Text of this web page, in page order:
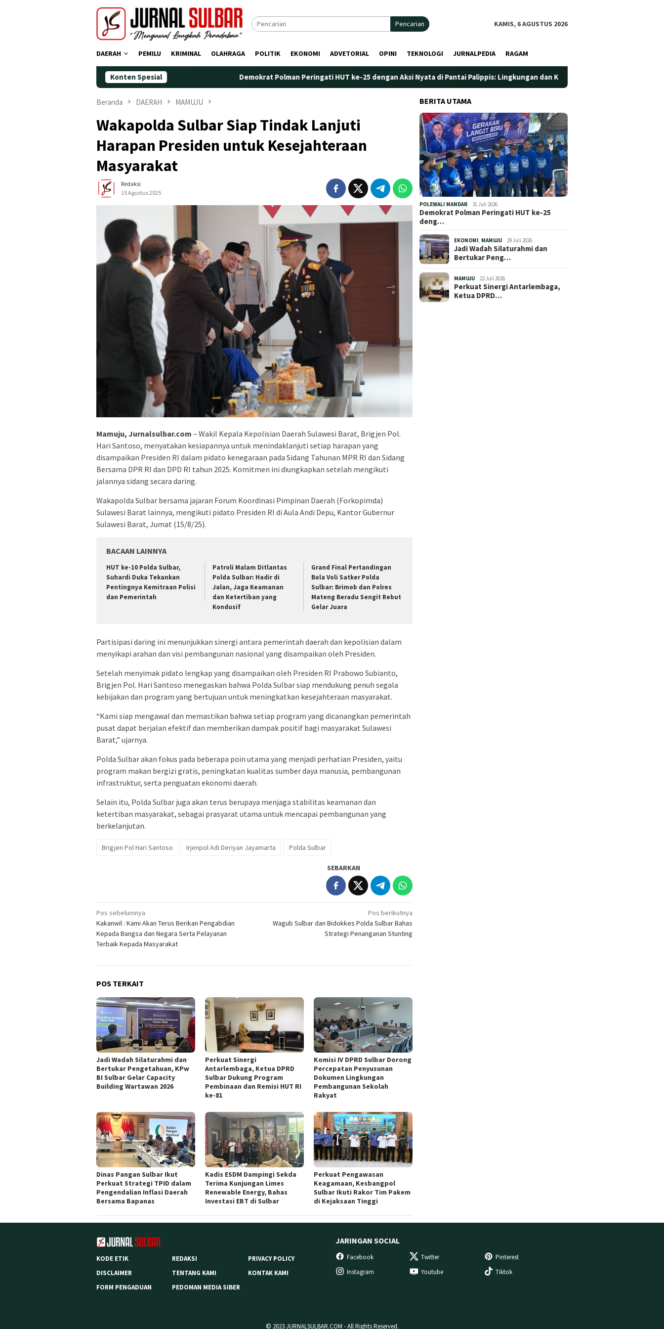
Pencarian KAMIS, 6 AGUSTUS 2026
DAERAH PEMILU KRIMINAL OLAHRAGA POLITIK EKONOMI ADVETORIAL OPINI TEKNOLOGI JURNALPEDIA RAGAM
Konten Spesial Demokrat Polman Peringati HUT ke-25 dengan Aksi Nyata di Pantai Palippis: Lingkungan dan Kesehatan Jadi Prioritas
Beranda DAERAH MAMUJU
Wakapolda Sulbar Siap Tindak Lanjuti
Harapan Presiden untuk Kesejahteraan
Masyarakat
Redaksi
15 Agustus 2025
Mamuju, Jurnalsulbar.com – Wakil Kepala Kepolisian Daerah Sulawesi Barat, Brigjen Pol.
Hari Santoso, menyatakan kesiapannya untuk menindaklanjuti setiap harapan yang
disampaikan Presiden RI dalam pidato kenegaraan pada Sidang Tahunan MPR RI dan Sidang
Bersama DPR RI dan DPD RI tahun 2025. Komitmen ini diungkapkan setelah mengikuti
jalannya sidang secara daring.
Wakapolda Sulbar bersama jajaran Forum Koordinasi Pimpinan Daerah (Forkopimda)
Sulawesi Barat lainnya, mengikuti pidato Presiden RI di Aula Andi Depu, Kantor Gubernur
Sulawesi Barat, Jumat (15/8/25).
BACAAN LAINNYA
HUT ke-10 Polda Sulbar,
Suhardi Duka Tekankan
Pentingnya Kemitraan Polisi
dan Pemerintah
Patroli Malam Ditlantas
Polda Sulbar: Hadir di
Jalan, Jaga Keamanan
dan Ketertiban yang
Kondusif
Grand Final Pertandingan
Bola Voli Satker Polda
Sulbar: Brimob dan Polres
Mateng Beradu Sengit Rebut
Gelar Juara
Partisipasi daring ini menunjukkan sinergi antara pemerintah daerah dan kepolisian dalam
menyikapi arahan dan visi pembangunan nasional yang disampaikan oleh Presiden.
Setelah menyimak pidato lengkap yang disampaikan oleh Presiden RI Prabowo Subianto,
Brigjen Pol. Hari Santoso menegaskan bahwa Polda Sulbar siap mendukung penuh segala
kebijakan dan program yang bertujuan untuk meningkatkan kesejahteraan masyarakat.
“Kami siap mengawal dan memastikan bahwa setiap program yang dicanangkan pemerintah
pusat dapat berjalan efektif dan memberikan dampak positif bagi masyarakat Sulawesi
Barat,” ujarnya.
Polda Sulbar akan fokus pada beberapa poin utama yang menjadi perhatian Presiden, yaitu
program makan bergizi gratis, peningkatan kualitas sumber daya manusia, pembangunan
infrastruktur, serta penguatan ekonomi daerah.
Selain itu, Polda Sulbar juga akan terus berupaya menjaga stabilitas keamanan dan
ketertiban masyarakat, sebagai prasyarat utama untuk mencapai pembangunan yang
berkelanjutan.
Brigjen Pol Hari Santoso Irjenpol Adi Deriyan Jayamarta Polda Sulbar
SEBARKAN
Navigasi
pos
Pos sebelumnya
Kakanwil : Kami Akan Terus Berikan Pengabdian
Kepada Bangsa dan Negara Serta Pelayanan
Terbaik Kepada Masyarakat
Pos berikutnya
Wagub Sulbar dan Bidokkes Polda Sulbar Bahas
Strategi Penanganan Stunting
POS TERKAIT
Jadi Wadah Silaturahmi dan
Bertukar Pengetahuan, KPw
BI Sulbar Gelar Capacity
Building Wartawan 2026
Perkuat Sinergi
Antarlembaga, Ketua DPRD
Sulbar Dukung Program
Pembinaan dan Remisi HUT RI
ke-81
Komisi IV DPRD Sulbar Dorong
Percepatan Penyusunan
Dokumen Lingkungan
Pembangunan Sekolah
Rakyat
Dinas Pangan Sulbar Ikut
Perkuat Strategi TPID dalam
Pengendalian Inflasi Daerah
Bersama Bapanas
Kadis ESDM Dampingi Sekda
Terima Kunjungan Limes
Renewable Energy, Bahas
Investasi EBT di Sulbar
Perkuat Pengawasan
Keagamaan, Kesbangpol
Sulbar Ikuti Rakor Tim Pakem
di Kejaksaan Tinggi
BERITA UTAMA
POLEWALI MANDAR 31 Juli 2026
Demokrat Polman Peringati HUT ke-25
deng…
EKONOMI MAMUJU 29 Juli 2026
Jadi Wadah Silaturahmi dan
Bertukar Peng…
MAMUJU 22 Juli 2026
Perkuat Sinergi Antarlembaga,
Ketua DPRD…
KODE ETIK REDAKSI
PRIVACY POLICY
DISCLAIMER
TENTANG KAMI
KONTAK KAMI
FORM PENGADUAN
PEDOMAN MEDIA SIBER
JARINGAN SOCIAL
Facebook Twitter
Pinterest
Instagram
Youtube Tiktok
© 2023 JURNALSULBAR.COM - All Rights Reserved.